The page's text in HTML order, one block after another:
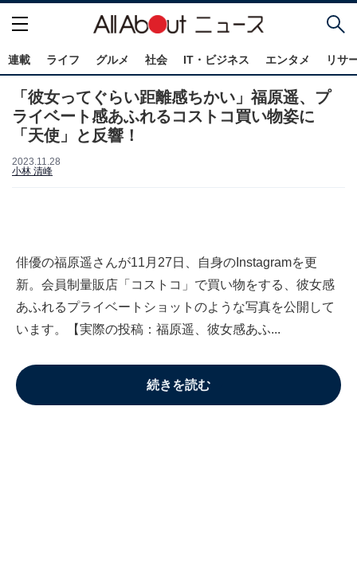
連載 ライフ グルメ 社会 IT・ビジネス エンタメ リサ
「彼女ってぐらい距離感ちかい」福原遥、プ
ライベート感あふれるコストコ買い物姿に
「天使」と反響！
2023.11.28
小林 清峰
俳優の福原遥さんが11月27日、自身のInstagramを更
新。会員制量販店「コストコ」で買い物をする、彼女感
あふれるプライベートショットのような写真を公開して
います。【実際の投稿：福原遥、彼女感あふ...
続きを読む